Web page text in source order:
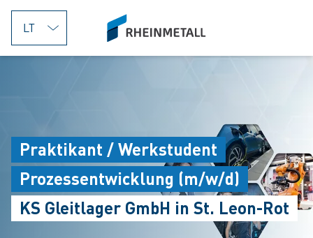
jumpToMain
siteLogo
Praktikant / Werkstudent
Prozessentwicklung (m/w/d)
KS Gleitlager GmbH in St. Leon-Rot